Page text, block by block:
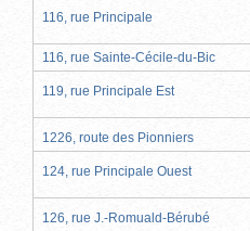
116, rue Principale
116, rue Sainte-Cécile-du-Bic
119, rue Principale Est
1226, route des Pionniers
124, rue Principale Ouest
126, rue J.-Romuald-Bérubé